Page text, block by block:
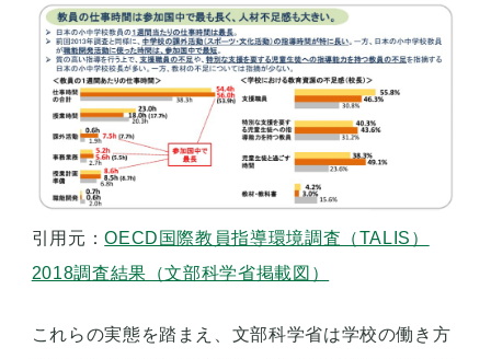
引用元：OECD国際教員指導環境調査（TALIS）
2018調査結果（文部科学省掲載図）
これらの実態を踏まえ、文部科学省は学校の働き方